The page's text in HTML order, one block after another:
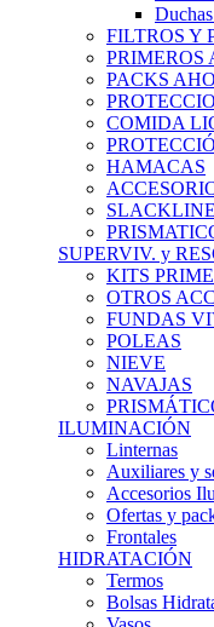
FILTROS Y
PRIMEROS
PACKS
COMIDA
HAMACAS
SUPERVIV. y
KITS
OTROS
FUNDAS
POLEAS
NIEVE
NAVAJAS
ILUMINACIÓN
Linternas
Auxiliares y
Accesorios
Ofertas y
Frontales
HIDRATACIÓN
Termos
Bolsas